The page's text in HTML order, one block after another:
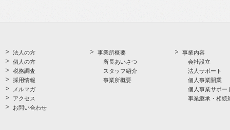
法人の方
個人の方
税務調査
採用情報
メルマガ
アクセス
お問い合わせ
事業所概要
所長あいさつ
スタッフ紹介
事業所概要
事業内容
会社設立
法人サポート
個人事業開業
個人事業サポー
事業継承・相続